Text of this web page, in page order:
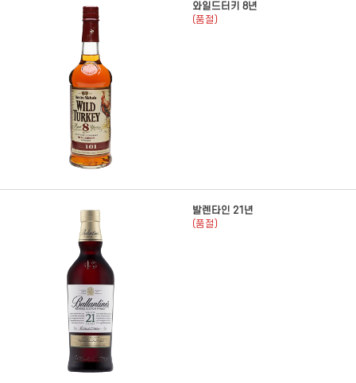
와일드터키 8년
(품절)
발렌타인 21년
(품절)